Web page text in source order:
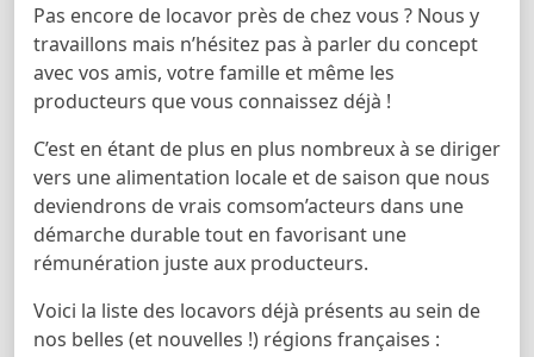
Pas encore de locavor près de chez vous ? Nous y
travaillons mais n’hésitez pas à parler du concept
avec vos amis, votre famille et même les
producteurs que vous connaissez déjà !
C’est en étant de plus en plus nombreux à se diriger
vers une alimentation locale et de saison que nous
deviendrons de vrais comsom’acteurs dans une
démarche durable tout en favorisant une
rémunération juste aux producteurs.
Voici la liste des locavors déjà présents au sein de
nos belles (et nouvelles !) régions françaises :